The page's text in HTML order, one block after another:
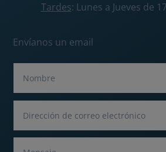
Tardes: Lunes a Jueves de
Envíanos un email